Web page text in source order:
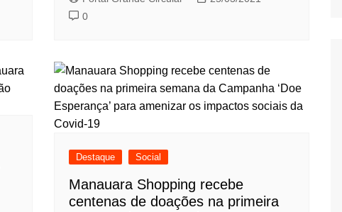
0
Destaque Social
Manauara Shopping recebe
centenas de doações na primeira